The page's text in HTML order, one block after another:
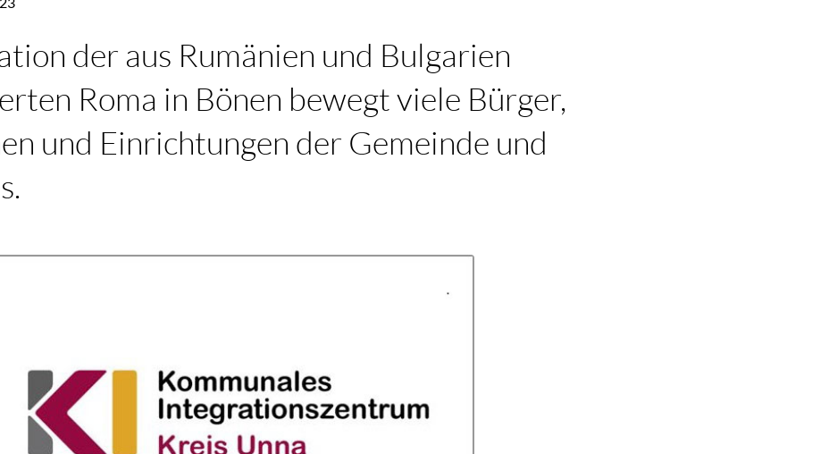
der aus Rumänien und Bulgarien
Roma in Bönen bewegt viele Bürger,
und Einrichtungen der Gemeinde und